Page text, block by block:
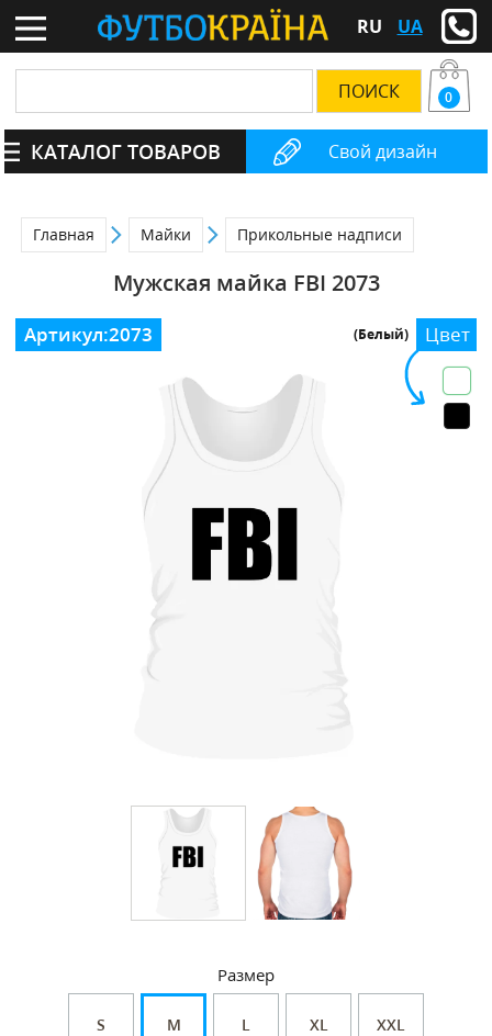
RU UA
Свой дизайн
0
КАТАЛОГ ТОВАРОВ
Главная Майки Прикольные надписи
Мужская майка FBI 2073
Цвет
(Белый)
Размер
S M L XL XXL
Артикул:2073